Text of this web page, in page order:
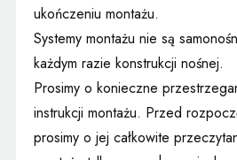
ukończeniu montażu.
Systemy montażu nie są
każdym razie konstrukcji nośnej.
Prosimy o konieczne
instrukcji montażu. Przed
prosimy o jej całkowite